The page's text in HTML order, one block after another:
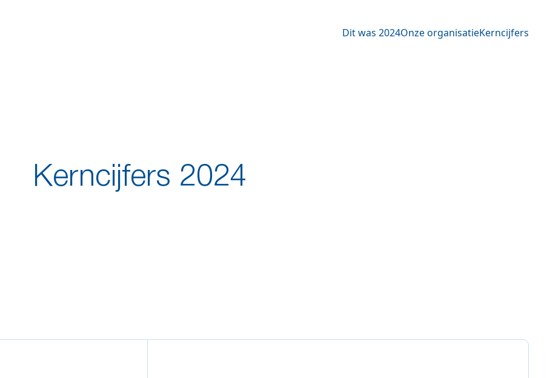
Dit was 2024Onze organisatieKerncijfers
Kerncijfers 2024